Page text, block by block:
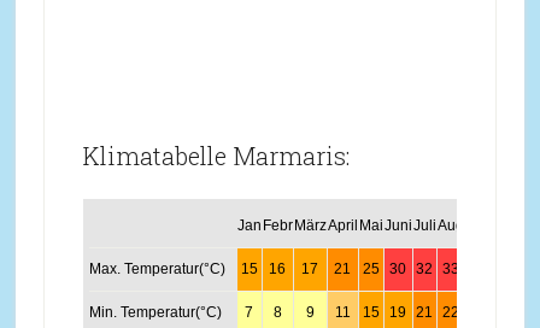
Klimatabelle Marmaris:
Jan Febr MärzApril MaiJuniJuliAug
Max. Temperatur(°C) 15 16 17 21 25 30 32 33
Min. Temperatur(°C) 7 8 9 11 15 19 21 22